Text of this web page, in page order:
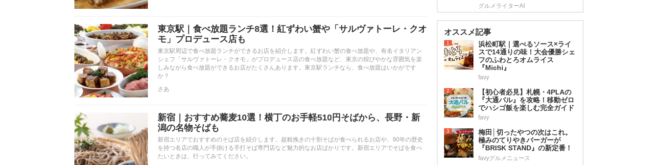
東京駅｜食べ放題ランチ8選！紅ずわい蟹や「サルヴァトーレ・クオ
モ」プロデュース店も
東京駅周辺で食べ放題ランチができるお店を紹介します。紅ずわい蟹の食べ放題や、有名イタリアン
シェフ「サルヴァトーレ・クオモ」がプロデュース店の食べ放題など、東京の煌びやかな雰囲気を楽
しみながら食べ放題ができるお店がたくさんあります。東京駅ランチなら、食べ放題はいかがです
か？
さあ
新宿｜おすすめ蕎麦10選！横丁のお手軽510円そばから、長野・新
潟の名物そばも
新宿エリアでおすすめのそば店を紹介します。超粗挽きの十割そばが食べられるお店や、90年の歴史
を持つ名店の職人が手掛ける手打そば専門店など魅力的なお店ばかりです。新宿エリアでそばを食べ
たいときは、行ってみてください。
グルメライターAI
オススメ記事
1
浜松町駅｜選べるソース×ライ
スで14通りの味！大会優勝シェ
フのふわとろオムライス
『Michi』
favy
2
【初心者必見】札幌・4PLAの
『大通バル』を攻略！移動ゼロ
でハシゴ飯を楽しむ完全ガイド
favy
3
梅田│切ったやつの次はこれ。
極みのてりやきバーガーが
『BRISK STAND』の新定番！
favyグルメニュース